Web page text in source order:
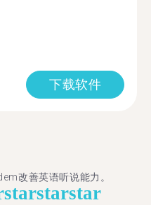
下载软件
改善英语听说能力。
starstarstar